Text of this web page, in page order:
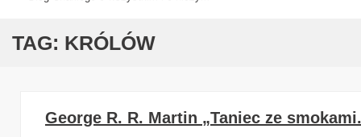
TAG: KRÓLÓW
George R. R. Martin „Taniec ze